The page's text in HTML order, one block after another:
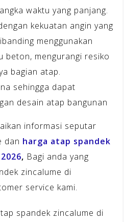
waktu yang panjang.
kekuatan angin yang
menggunakan
beton, mengurangi resiko
bagian atap.
sehingga dapat
desain atap bangunan
informasi seputar
dan harga atap spandek
, Bagi anda yang
zincalume di
service kami.
spandek zincalume di